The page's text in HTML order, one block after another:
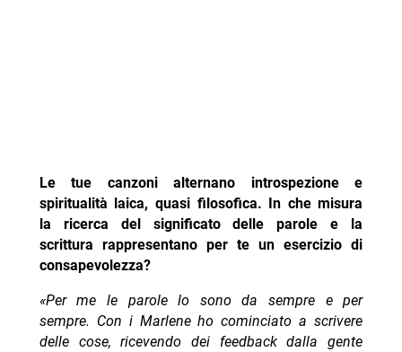
Le tue canzoni alternano introspezione e
spiritualità laica, quasi filosofica. In che misura
la ricerca del significato delle parole e la
scrittura rappresentano per te un esercizio di
consapevolezza?
‭«Per me le parole lo sono da sempre e per
sempre. Con i Marlene ho cominciato a scrivere
delle cose, ricevendo dei feedback dalla gente